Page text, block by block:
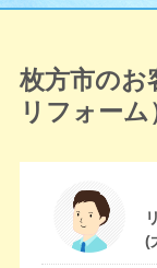
枚方市のお
リフォーム
(